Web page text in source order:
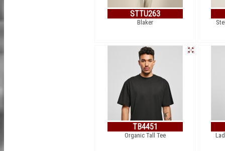
STTU263
Blaker
TB4451
Organic Tall Tee